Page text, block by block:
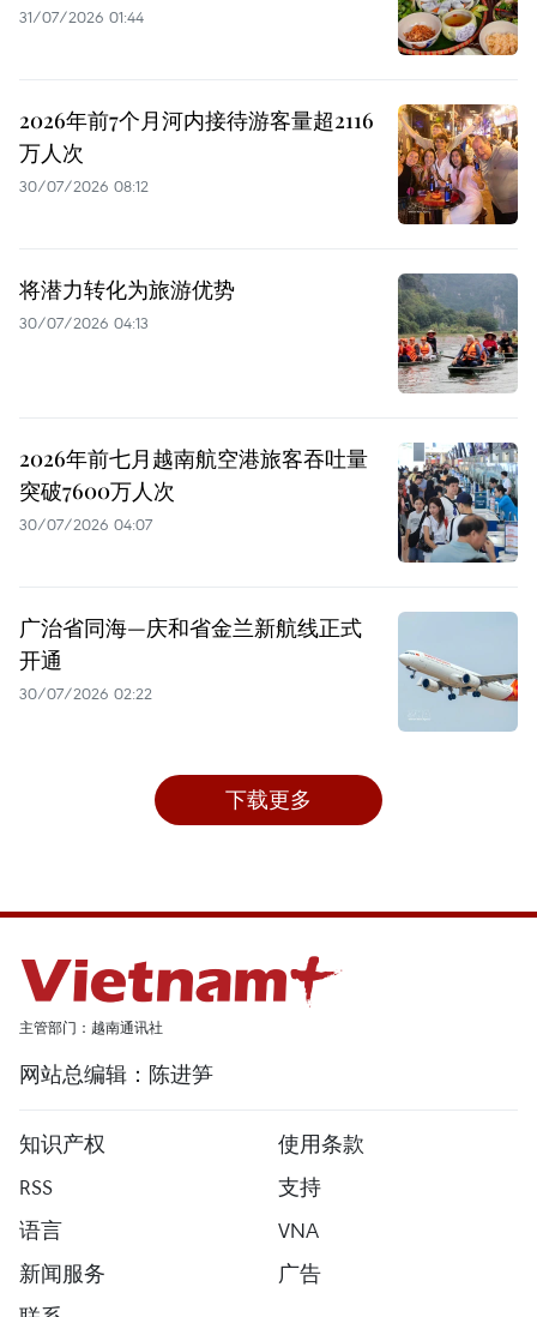
31/07/2026 01:44
2026年前7个月河内接待游客量超2116
万人次
30/07/2026 08:12
将潜力转化为旅游优势
30/07/2026 04:13
2026年前七月越南航空港旅客吞吐量
突破7600万人次
30/07/2026 04:07
广治省同海—庆和省金兰新航线正式
开通
30/07/2026 02:22
下载更多
主管部门：越南通讯社
网站总编辑：陈进笋
知识产权
使用条款
RSS
支持
语言
VNA
新闻服务
广告